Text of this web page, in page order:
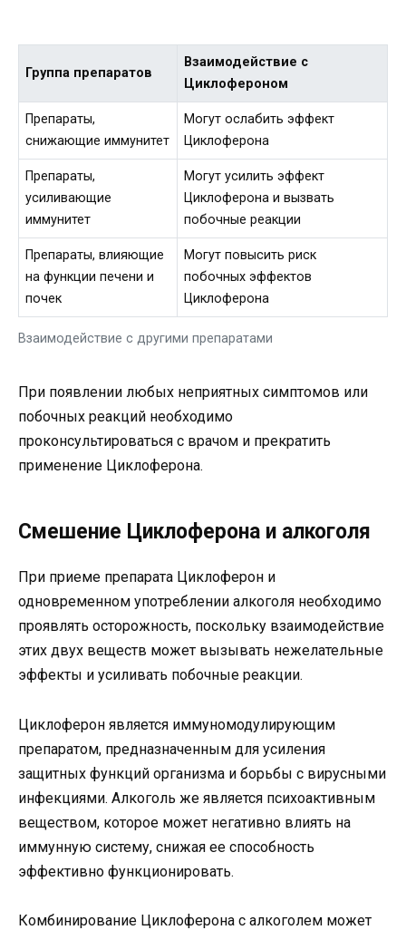
Взаимодействие с другими препаратами
Группа препаратов
Взаимодействие с
Циклофероном
Препараты,
снижающие иммунитет
Могут ослабить эффект
Циклоферона
Препараты,
усиливающие
иммунитет
Могут усилить эффект
Циклоферона и вызвать
побочные реакции
Препараты, влияющие
на функции печени и
почек
Могут повысить риск
побочных эффектов
Циклоферона
При появлении любых неприятных симптомов или
побочных реакций необходимо
проконсультироваться с врачом и прекратить
применение Циклоферона.
Смешение Циклоферона и алкоголя
При приеме препарата Циклоферон и
одновременном употреблении алкоголя необходимо
проявлять осторожность, поскольку взаимодействие
этих двух веществ может вызывать нежелательные
эффекты и усиливать побочные реакции.
Циклоферон является иммуномодулирующим
препаратом, предназначенным для усиления
защитных функций организма и борьбы с вирусными
инфекциями. Алкоголь же является психоактивным
веществом, которое может негативно влиять на
иммунную систему, снижая ее способность
эффективно функционировать.
Комбинирование Циклоферона с алкоголем может